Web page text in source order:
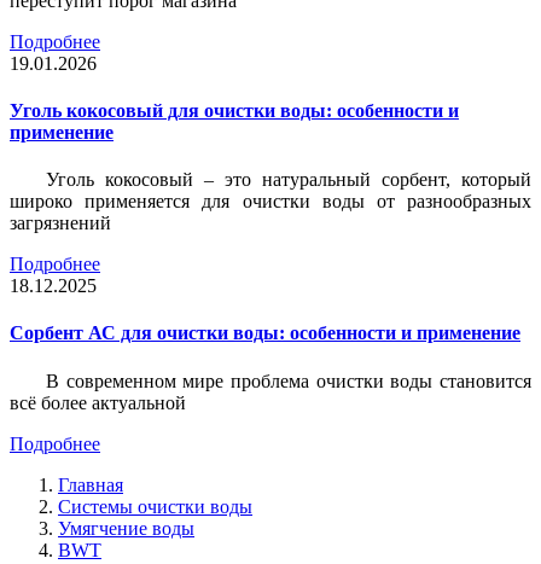
Подробнее
19.01.2026
Уголь кокосовый для очистки воды: особенности и
применение
Уголь кокосовый – это натуральный сорбент, который
широко применяется для очистки воды от разнообразных
загрязнений
Подробнее
18.12.2025
Сорбент АС для очистки воды: особенности и применение
В современном мире проблема очистки воды становится
всё более актуальной
Подробнее
Главная
Системы очистки воды
Умягчение воды
BWT